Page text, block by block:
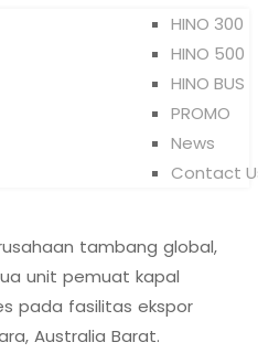
HINO 300
HINO 500
HINO BUS
PROMO
News
Contact
tambang global,
unit pemuat kapal
pada fasilitas ekspor
Australia Barat.